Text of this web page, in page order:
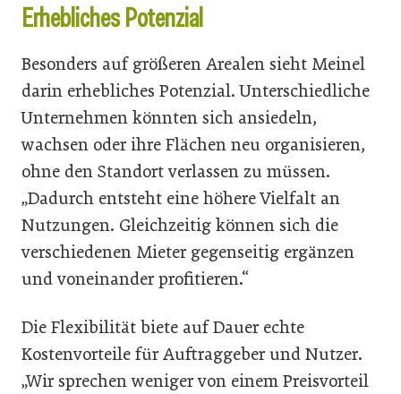
Erhebliches Potenzial
Besonders auf größeren Arealen sieht Meinel
darin erhebliches Potenzial. Unterschiedliche
Unternehmen könnten sich ansiedeln,
wachsen oder ihre Flächen neu organisieren,
ohne den Standort verlassen zu müssen.
„Dadurch entsteht eine höhere Vielfalt an
Nutzungen. Gleichzeitig können sich die
verschiedenen Mieter gegenseitig ergänzen
und voneinander profitieren.“
Die Flexibilität biete auf Dauer echte
Kostenvorteile für Auftraggeber und Nutzer.
„Wir sprechen weniger von einem Preisvorteil